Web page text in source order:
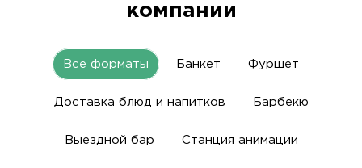
компании
Все форматы Банкет Фуршет
Доставка блюд и напитков Барбекю
Выездной бар Станция анимации